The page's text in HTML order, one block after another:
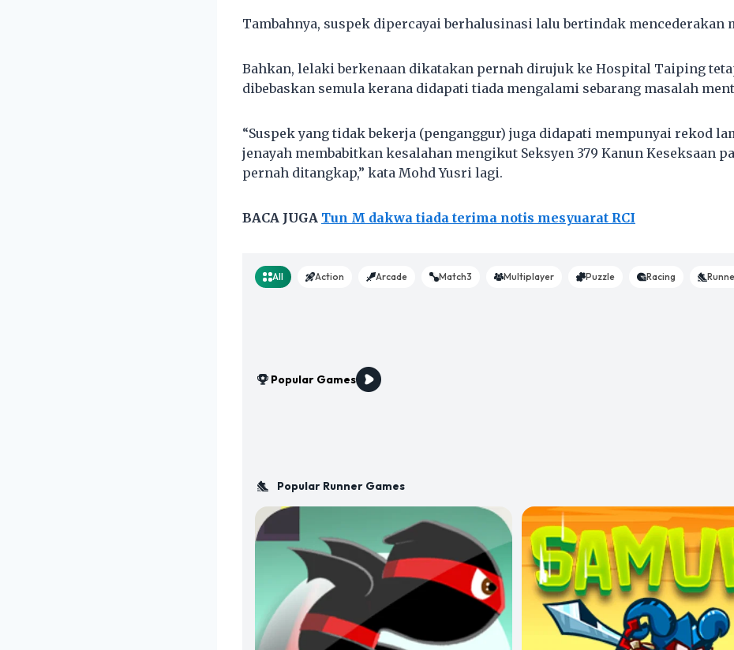
Tambahnya, suspek dipercayai berhalusinasi lalu bertindak mencederakan
Bahkan, lelaki berkenaan dikatakan pernah dirujuk ke Hospital Taiping
dibebaskan semula kerana didapati tiada mengalami sebarang masalah
“Suspek yang tidak bekerja (penganggur) juga didapati mempunyai rekod
jenayah membabitkan kesalahan mengikut Seksyen 379 Kanun Keseksaan
pernah ditangkap,” kata Mohd Yusri lagi.
BACA JUGA Tun M dakwa tiada terima notis mesyuarat RCI